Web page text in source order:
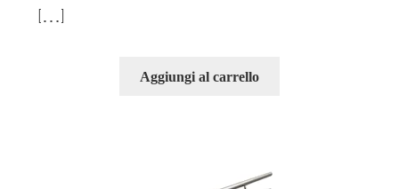
[…]
Aggiungi al carrello